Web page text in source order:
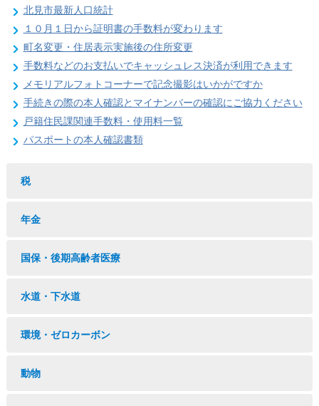
北見市最新人口統計
１０月１日から証明書の手数料が変わります
町名変更・住居表示実施後の住所変更
手数料などのお支払いでキャッシュレス決済が利用できます
メモリアルフォトコーナーで記念撮影はいかがですか
手続きの際の本人確認とマイナンバーの確認にご協力ください
戸籍住民課関連手数料・使用料一覧
パスポートの本人確認書類
税
年金
国保・後期高齢者医療
水道・下水道
環境・ゼロカーボン
動物